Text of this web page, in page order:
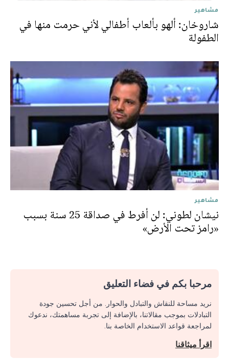
مشاهير
شاروخان: ألهو بألعاب أطفالي لأني حرمت منها في
الطفولة
مشاهير
نيشان لطوني: لن أفرط في صداقة 25 سنة بسبب
«رامز تحت الأرض»
مرحبا بكم في فضاء التعليق
نريد مساحة للنقاش والتبادل والحوار. من أجل تحسين جودة
التبادلات بموجب مقالاتنا، بالإضافة إلى تجربة مساهمتك، ندعوك
لمراجعة قواعد الاستخدام الخاصة بنا.
اقرأ ميثاقنا